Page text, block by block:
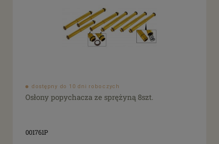
dostępny do 10 dni roboczych
Osłony popychacza ze sprężyną 8szt.
001761P